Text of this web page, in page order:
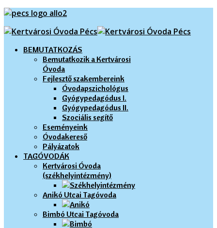
BEMUTATKOZÁS
Bemutatkozik a Kertvárosi
Óvoda
Fejlesztő szakembereink
Óvodapszichológus
Gyógypedagódus I.
Gyógypedagódus II.
Szociális segítő
Eseményeink
Óvodakereső
Pályázatok
TAGÓVODÁK
Kertvárosi Óvoda
(székhelyintézmény)
Anikó Utcai Tagóvoda
Bimbó Utcai Tagóvoda